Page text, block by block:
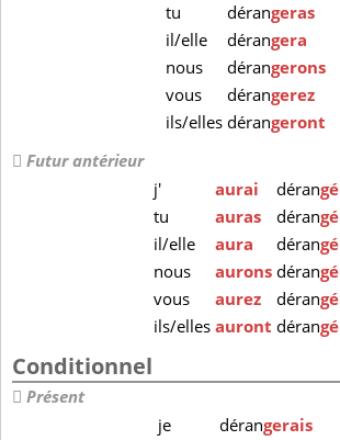
tu
dérangeras
il/elle
dérangera
nous
dérangerons
vous
dérangerez
ils/ellesdérangeront
Futur antérieur
j'
aurai dérangé
tu
auras dérangé
il/elle
aura dérangé
nous
aurons dérangé
vous
aurez dérangé
ils/elles auront dérangé
Conditionnel
Présent
je
dérangerais